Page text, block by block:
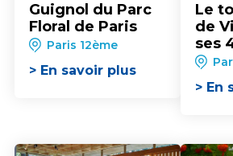
Guignol du Parc
Floral de Paris
Paris 12ème
> En savoir plus
Le
de
ses
> En